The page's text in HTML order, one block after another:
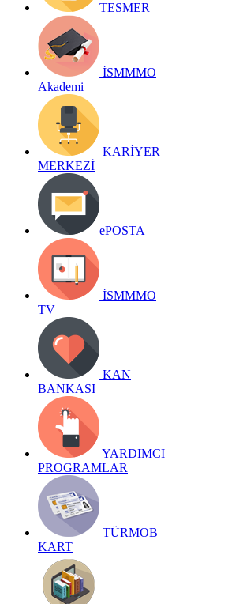
TESMER
İSMMMO
Akademi
KARİYER
MERKEZİ
ePOSTA
İSMMMO
TV
KAN
BANKASI
YARDIMCI
PROGRAMLAR
TÜRMOB
KART